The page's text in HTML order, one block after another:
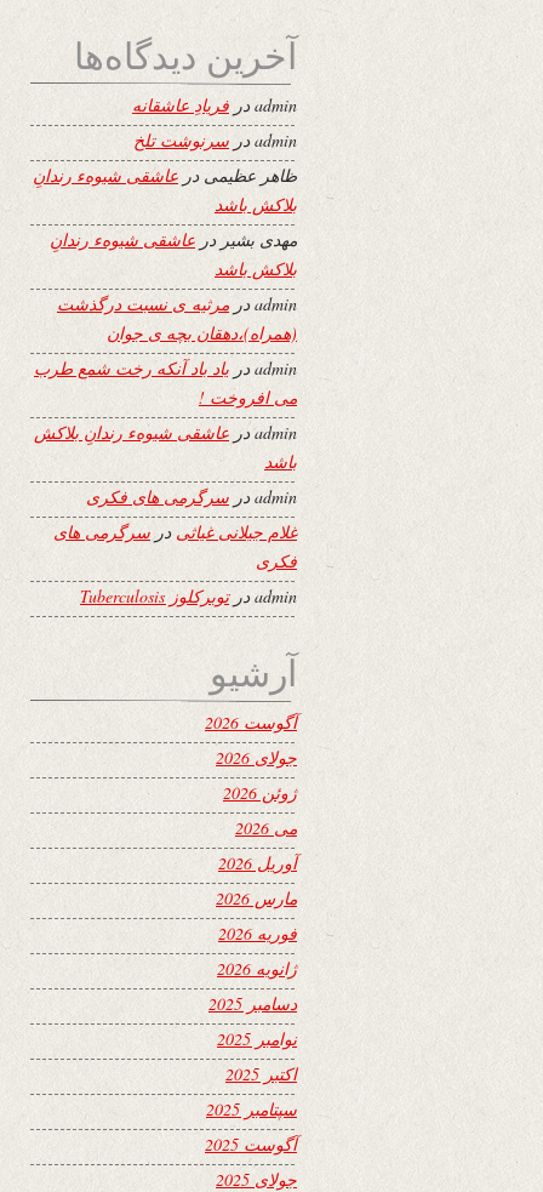
آخرین دیدگاه‌ها
adminدر فریادِ عاشقانه
adminدر سرنوشت تلخ
ظاهر عظیمی در عاشقی شیوهء رندانِ
بلاکش باشد
مهدی بشیر در عاشقی شیوهء رندانِ
بلاکش باشد
adminدر مرثیه ی نسبت درگذشت
(همراه)،دهقان بچه ی جوان
admin در یاد باد آنکه رخت شمع طرب
می افروخت !
adminدر عاشقی شیوهء رندانِ بلاکش
باشد
adminدر سرگرمی های فکری
غلام جیلانی غیاثی در سرگرمی های
فکری
adminدرتوبرکلوز Tuberculosis
آرشیو
آگوست 2026
جولای 2026
ژوئن 2026
می 2026
آوریل 2026
مارس 2026
فوریه 2026
ژانویه 2026
دسامبر 2025
نوامبر 2025
اکتبر 2025
سپتامبر 2025
آگوست 2025
جولای 2025